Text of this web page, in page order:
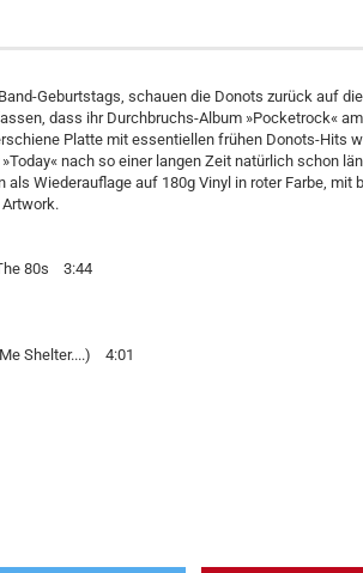
Geburtstags, schauen die Donots zurück auf
dass ihr Durchbruchs-Album »Pocketrock«
Platte mit essentiellen frühen Donots-Hits
nach so einer langen Zeit natürlich schon
als Wiederauflage auf 180g Vinyl in roter Farbe,
80s 3:44
Shelter....) 4:01